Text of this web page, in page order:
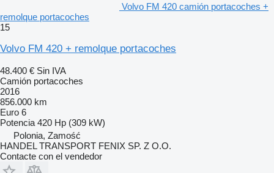
Volvo FM 420 camión portacoches +
remolque portacoches
15
Volvo FM 420 + remolque portacoches
48.400 € Sin IVA
Camión portacoches
2016
856.000 km
Euro 6
Potencia 420 Hp (309 kW)
Polonia, Zamość
HANDEL TRANSPORT FENIX SP. Z O.O.
Contacte con el vendedor